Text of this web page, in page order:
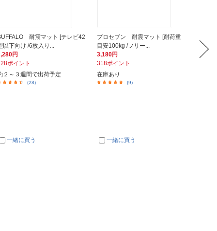
耐震マット [テレビ42
以下向け /6枚入り...
円
ポイント
２～３週間で出荷予定
(28)
一緒に買う
プロセブン 耐震マット [耐荷重
目安100kg /フリー...
3,180円
318ポイント
在庫あり
(9)
一緒に買う
ース 4
13,455